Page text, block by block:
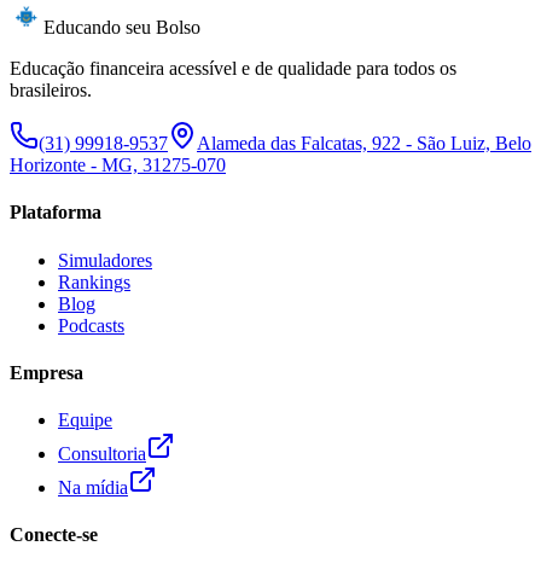
Educando seu Bolso
Educação financeira acessível e de qualidade para todos os
brasileiros.
(31) 99918-9537
Alameda das Falcatas, 922 - São Luiz, Belo
Horizonte - MG, 31275-070
Plataforma
Simuladores
Rankings
Blog
Podcasts
Empresa
Equipe
Consultoria
Na mídia
Conecte-se